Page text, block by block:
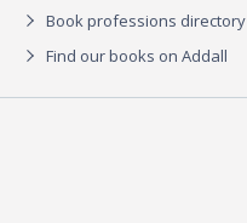
Book professions directory
Find our books on Addall